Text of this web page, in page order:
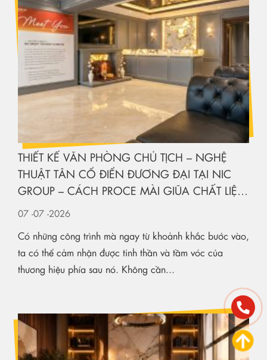
THIẾT KẾ VĂN PHÒNG CHỦ TỊCH – NGHỆ
THUẬT TÂN CỔ ĐIỂN ĐƯƠNG ĐẠI TẠI NIC
GROUP – CÁCH PROCE MÀI GIŨA CHẤT LIỆU
KIẾN TẠO KHÔNG GIAN HẠNG SANG
07 -07 -2026
Có những công trình mà ngay từ khoảnh khắc bước vào,
ta có thể cảm nhận được tinh thần và tầm vóc của
thương hiệu phía sau nó. Không cần...